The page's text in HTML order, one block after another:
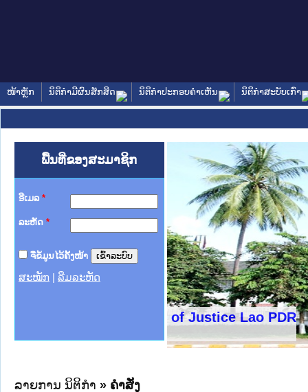
ໜ້າຫຼັກ ນິຕິກໍາມີຜົນສັກສິດ ນິຕິກໍາປະກອບຄໍາເຫັນ ນິຕິກໍາສະບັບເກົ່າ
ພື້ນທີ່ຂອງສະມາຊິກ
ອີເມລ *
ລະຫັດ *
ຈື່ຂໍ້ມູນໄວ້ຄັ້ງໜ້າ
ສະໝັກ ລືມລະຫັດ
Ministry of Justice Lao PDR
າຊົນ ພາກເໜືອ
ການ
ກາງ
ໃຕ້
ຕຳຫຼວດປະຊາຊົນ
ສັນຕິບານປະຊາຊົນ
ກເໜືອ
າຊົນ ພາກກາງ
ລາຍການ ນິຕິກໍາ » ຄໍາສັ່ງ